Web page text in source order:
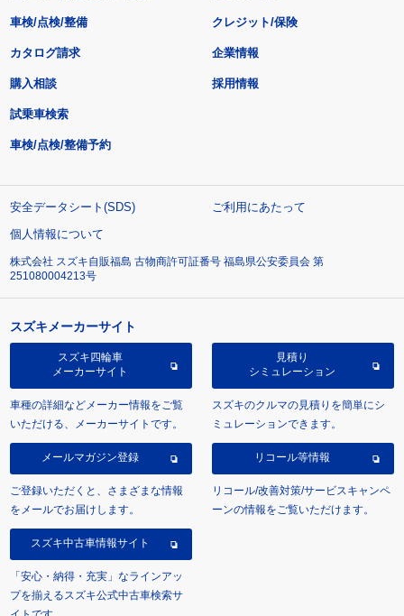
車検/点検/整備 クレジット/保険
カタログ請求
購入相談
試乗車検索
車検/点検/整備予約
企業情報
採用情報
安全データシート(SDS)
ご利用にあたって
個人情報について
株式会社 スズキ自販福島 古物商許可証番号 福島県公安委員会 第
251080004213号
スズキメーカーサイト
スズキ四輪車
メーカーサイト
車種の詳細などメーカー情報をご覧
いただける、メーカーサイトです。
見積り
シミュレーション
スズキのクルマの見積りを簡単にシ
ミュレーションできます。
メールマガジン登録
ご登録いただくと、さまざまな情報
をメールでお届けします。
リコール等情報
リコール/改善対策/サービスキャンペ
ーンの情報をご覧いただけます。
スズキ中古車情報サイト
「安心・納得・充実」なラインアッ
プを揃えるスズキ公式中古車検索サ